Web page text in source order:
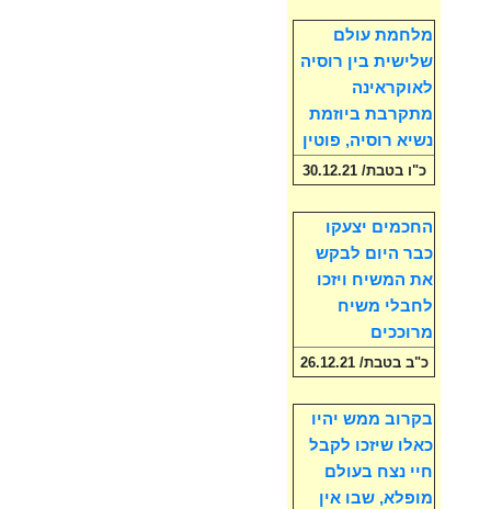
מלחמת עולם
שלישית בין רוסיה
לאוקראינה
מתקרבת ביוזמת
נשיא רוסיה, פוטין
כ"ו בטבת/ 30.12.21
החכמים יצעקו
כבר היום לבקש
את המשיח ויזכו
לחבלי משיח
מרוככים
כ"ב בטבת/ 26.12.21
בקרוב ממש יהיו
כאלו שיזכו לקבל
חיי נצח בעולם
מופלא, שבו אין